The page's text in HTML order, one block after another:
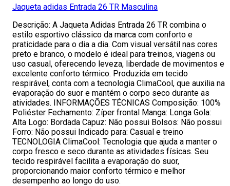
Jaqueta adidas Entrada 26 TR Masculina
Descrição: A Jaqueta Adidas Entrada 26 TR combina o
estilo esportivo clássico da marca com conforto e
praticidade para o dia a dia. Com visual versátil nas cores
preto e branco, o modelo é ideal para treinos, viagens ou
uso casual, oferecendo leveza, liberdade de movimentos e
excelente conforto térmico. Produzida em tecido
respirável, conta com a tecnologia ClimaCool, que auxilia na
evaporação do suor e mantém o corpo seco durante as
atividades. INFORMAÇÕES TÉCNICAS Composição: 100%
Poliéster Fechamento: Zíper frontal Manga: Longa Gola:
Alta Logo: Bordada Capuz: Não possui Bolsos: Não possui
Forro: Não possui Indicado para: Casual e treino
TECNOLOGIA ClimaCool: Tecnologia que ajuda a manter o
corpo fresco e seco durante as atividades físicas. Seu
tecido respirável facilita a evaporação do suor,
proporcionando maior conforto térmico e melhor
desempenho ao longo do uso.